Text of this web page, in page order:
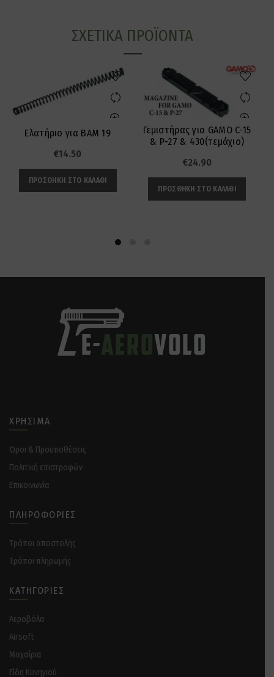
ΣΧΕΤΙΚΆ ΠΡΟΪΌΝΤΑ
Ελατήριο για BAM 19
€14.50
ΠΡΟΣΘΉΚΗ ΣΤΟ ΚΑΛΆΘΙ
Γεμιστήρας για GAMO C-15
& P-27 & 430(τεμάχιο)
€24.90
ΠΡΟΣΘΉΚΗ ΣΤΟ ΚΑΛΆΘΙ
ΧΡΉΣΙΜΑ
Όροι & Προϋποθέσεις
Πολιτική επιστροφών
Επικοινωνία
ΠΛΗΡΟΦΟΡΊΕΣ
Tρόποι αποστολής
Tρόποι πληρωμής
ΚΑΤΗΓΟΡΊΕΣ
Αεροβόλα
Airsoft
Μαχαίρια
Είδη Κυνηγιού